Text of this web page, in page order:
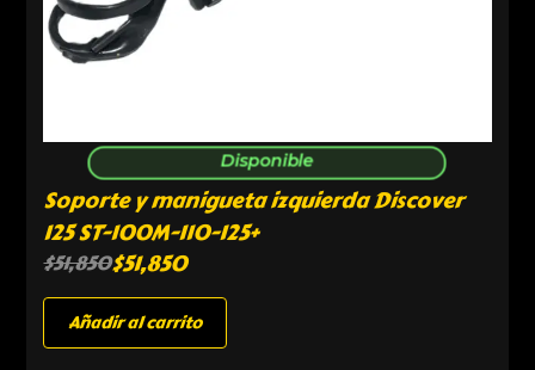
Disponible
Soporte y manigueta izquierda Discover
125 ST-100M-110-125+
$51,850$51,850
Añadir al carrito